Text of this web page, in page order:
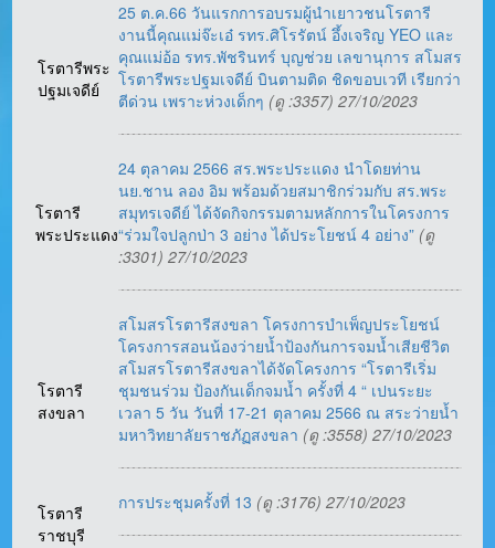
โรตารีพระ
ปฐมเจดีย์
25 ต.ค.66 วันแรกการอบรมผู้นำเยาวชนโรตารี
งานนี้คุณแม่จ๊ะเอ๋ รทร.ศิโรรัตน์ อึ้งเจริญ YEO และ
คุณแม่อ้อ รทร.พัชรินทร์ บุญช่วย เลขานุการ สโมสร
โรตารีพระปฐมเจดีย์ บินตามติด ชิดขอบเวที เรียกว่า
ตีด่วน เพราะห่วงเด็กๆ (ดู :3357) 27/10/2023
โรตารี
พระประแดง
24 ตุลาคม 2566 สร.พระประแดง นำโดยท่าน
นย.ชาน ลอง อิม พร้อมด้วยสมาชิกร่วมกับ สร.พระ
สมุทรเจดีย์ ได้จัดกิจกรรมตามหลักการในโครงการ
“ร่วมใจปลูกป่า 3 อย่าง ได้ประโยชน์ 4 อย่าง” (ดู
:3301) 27/10/2023
โรตารี
สงขลา
สโมสรโรตารีสงขลา โครงการบำเพ็ญประโยชน์
โครงการสอนน้องว่ายน้ำป้องกันการจมน้ำเสียชีวิต
สโมสรโรตารีสงขลาได้จัดโครงการ “โรตารีเริ่ม
ชุมชนร่วม ป้องกันเด็กจมน้ำ ครั้งที่ 4 “ เปนระยะ
เวลา 5 วัน วันที่ 17-21 ตุลาคม 2566 ณ สระว่ายน้ำ
มหาวิทยาลัยราชภัฏสงขลา (ดู :3558) 27/10/2023
โรตารี
ราชบุรี
การประชุมครั้งที่ 13 (ดู :3176) 27/10/2023